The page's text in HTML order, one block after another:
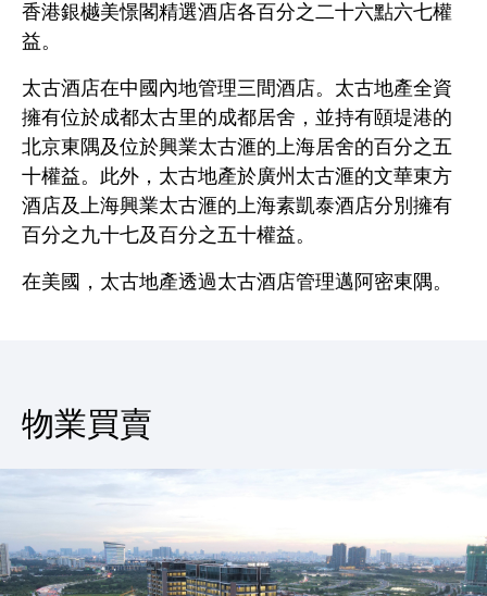
香港銀樾美憬閣精選酒店各百分之二十六點六七權
益。
太古酒店在中國內地管理三間酒店。太古地產全資
擁有位於成都太古里的成都居舍，並持有頤堤港的
北京東隅及位於興業太古滙的上海居舍的百分之五
十權益。此外，太古地產於廣州太古滙的文華東方
酒店及上海興業太古滙的上海素凱泰酒店分別擁有
百分之九十七及百分之五十權益。
在美國，太古地產透過太古酒店管理邁阿密東隅。
物業買賣
物業買賣